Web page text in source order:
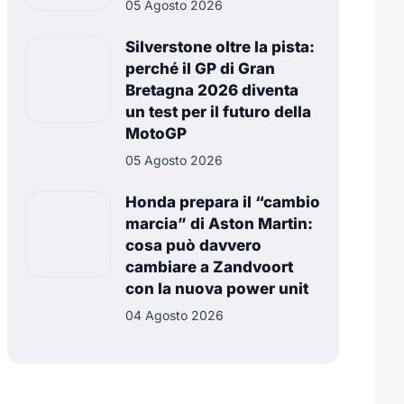
05 Agosto 2026
Silverstone oltre la pista:
perché il GP di Gran
Bretagna 2026 diventa
un test per il futuro della
MotoGP
05 Agosto 2026
Honda prepara il “cambio
marcia” di Aston Martin:
cosa può davvero
cambiare a Zandvoort
con la nuova power unit
04 Agosto 2026